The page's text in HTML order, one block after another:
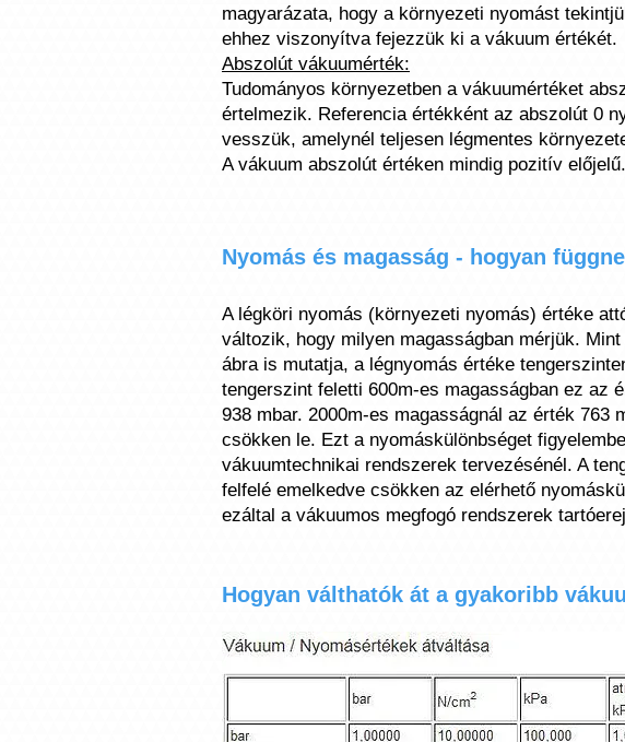
magyarázata, hogy a környezeti nyomást
ehhez viszonyítva fejezzük ki a vákuum értékét.
Abszolút vákuumérték:
Tudományos környezetben a vákuumértéket
értelmezik. Referencia értékként az abszolút 0
vesszük, amelynél teljesen légmentes
A vákuum abszolút értéken mindig pozitív előjelű.
Nyomás és magasság - hogyan
A légköri nyomás (környezeti nyomás) értéke
változik, hogy milyen magasságban mérjük.
ábra is mutatja, a légnyomás értéke
tengerszint feletti 600m-es magasságban ez az
938 mbar. 2000m-es magasságnál az érték 763
csökken le. Ezt a nyomáskülönbséget
vákuumtechnikai rendszerek tervezésénél. A
felfelé emelkedve csökken az elérhető
ezáltal a vákuumos megfogó rendszerek
Hogyan válthatók át a gyakoribb